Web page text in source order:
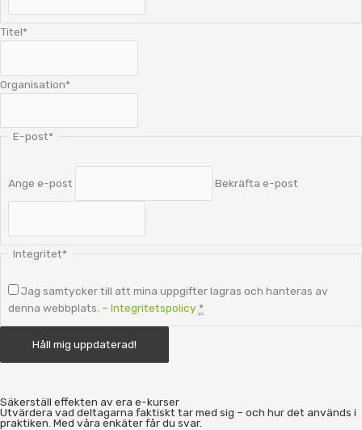
Titel*
Organisation*
E-post*
Ange e-post Bekräfta e-post
Integritet*
Jag samtycker till att mina uppgifter lagras och hanteras av
denna webbplats. – Integritetspolicy *
Säkerställ effekten av era e-kurser
Utvärdera vad deltagarna faktiskt tar med sig – och hur det används i
praktiken. Med våra enkäter får du svar.